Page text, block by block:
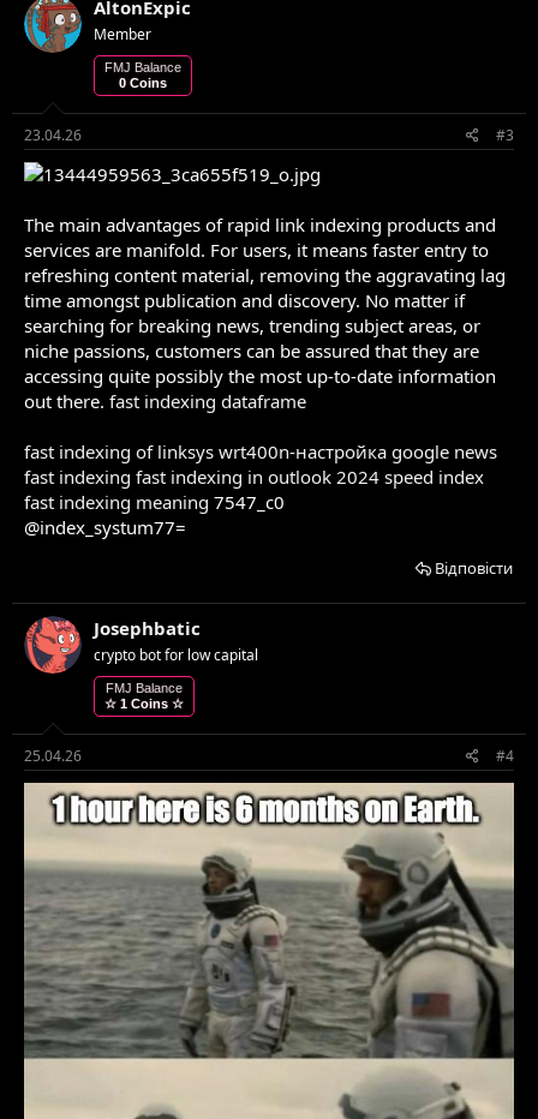
AltonExpic
Member
FMJ Balance
0 Coins
23.04.26 #3
The main advantages of rapid link indexing products and
services are manifold. For users, it means faster entry to
refreshing content material, removing the aggravating lag
time amongst publication and discovery. No matter if
searching for breaking news, trending subject areas, or
niche passions, customers can be assured that they are
accessing quite possibly the most up-to-date information
out there. fast indexing dataframe
fast indexing of linksys wrt400n-настройка google news
fast indexing fast indexing in outlook 2024 speed index
fast indexing meaning 7547_c0
@index_systum77=
Відповісти
Josephbatic
crypto bot for low capital
FMJ Balance
☆ 1 Coins ☆
25.04.26 #4